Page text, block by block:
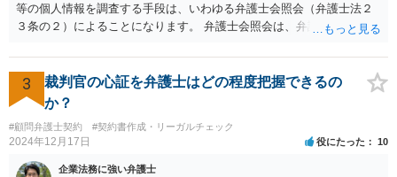
等の個人情報を調査する手段は、いわゆる弁護士会照会（弁護士法２
３条の２）によることになります。 弁護士会照会は、弁護士が事件を
して質問をしてもらう制度で、弁護士会担当委員が当該質問が適正か
どうか、質問をして回答を得られる可能性があるか、などを吟味した
上で、弁護士会名で質問をする制度です。 ですので、照会先もある程
度安心して個人情報を開示しますし、もちろん、断られる場合もあり
ます。 一般的には、弁護士が依頼を受けて事件を調査する過程で用い
られるものですが、法律上、「弁護士は、受任している事件につい
て、」と定められていますので、個人の事件（受任していない）はこ
3
裁判官の心証を弁護士はどの程度把握できるの
か？
#顧問弁護士契約 #契約書作成・リーガルチェック
2024年12月17日 役にたった 10
企業法務に強い弁護士